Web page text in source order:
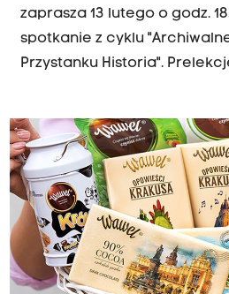
zaprasza 13 lutego o godz.
spotkanie z cyklu
Przystanku Historia". Prelekcję pt. „Abraham
urodzin” wygłosi Michał
Archiwum IPN w Krakowie,
Towarzystwa Społeczno-
Polsce Oddział w Krakowie.
zapraszamy do Centrum
"Przystanek Historia" w
Dunajewskiego 8 (wejście